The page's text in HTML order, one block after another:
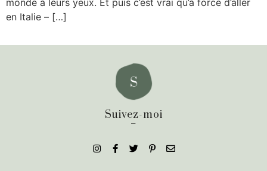
monde à leurs yeux. Et puis c’est vrai qu’à force d’aller
en Italie – […]
Suivez-moi
_